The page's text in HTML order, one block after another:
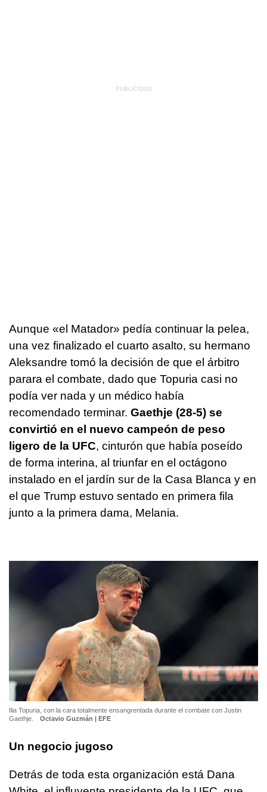
Aunque «el Matador» pedía continuar la pelea,
una vez finalizado el cuarto asalto, su hermano
Aleksandre tomó la decisión de que el árbitro
parara el combate, dado que Topuria casi no
podía ver nada y un médico había
recomendado terminar. Gaethje (28-5) se
convirtió en el nuevo campeón de peso
ligero de la UFC, cinturón que había poseído
de forma interina, al triunfar en el octágono
instalado en el jardín sur de la Casa Blanca y en
el que Trump estuvo sentado en primera fila
junto a la primera dama, Melania.
Ilia Topuria, con la cara totalmente ensangrentada durante el combate con Justin
Gaethje.
Octavio Guzmán | EFE
Un negocio jugoso
Detrás de toda esta organización está Dana